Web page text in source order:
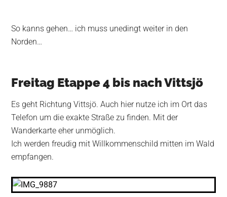
So kanns gehen… ich muss unedingt weiter in den
Norden…
Freitag Etappe 4 bis nach Vittsjö
Es geht Richtung Vittsjö. Auch hier nutze ich im Ort das
Telefon um die exakte Straße zu finden. Mit der
Wanderkarte eher unmöglich.
Ich werden freudig mit Willkommenschild mitten im Wald
empfangen.